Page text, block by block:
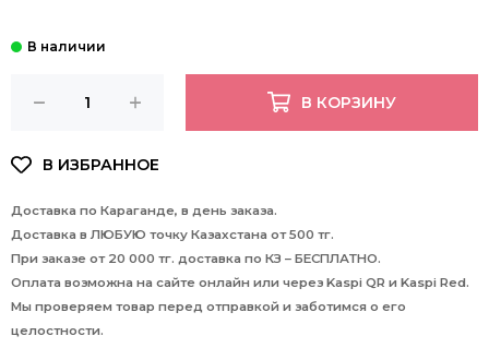
В КОРЗИНУ
Доставка по Караганде, в день заказа.
Доставка в ЛЮБУЮ точку Казахстана от 500 тг.
При заказе от 20 000 тг. доставка по КЗ – БЕСПЛАТНО.
Оплата возможна на сайте онлайн или через Kaspi QR и Kaspi Red.
Мы проверяем товар перед отправкой и заботимся о его
целостности.